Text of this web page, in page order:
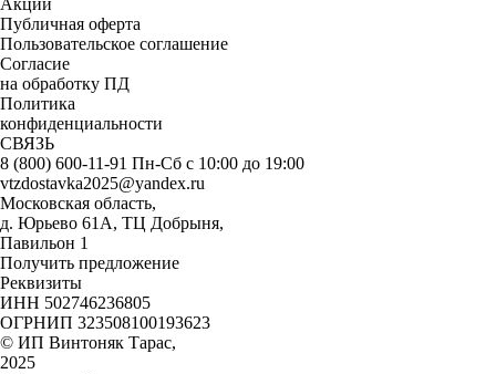
Акции
Публичная оферта
Пользовательское соглашение
Согласие
на обработку ПД
Политика
конфиденциальности
СВЯЗЬ
8 (800) 600-11-91 Пн-Сб с 10:00 до 19:00
vtzdostavka2025@yandex.ru
Московская область,
д. Юрьево 61А, ТЦ Добрыня,
Павильон 1
Получить предложение
Реквизиты
ИНН 502746236805
ОГРНИП 323508100193623
© ИП Винтоняк Тарас,
2025